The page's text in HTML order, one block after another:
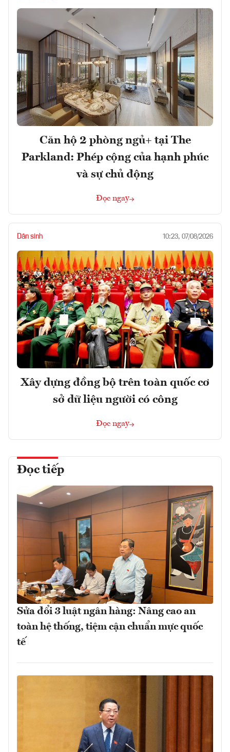
Căn hộ 2 phòng ngủ+ tại The
Parkland: Phép cộng của hạnh phúc
và sự chủ động
Đọc ngay
Dân sinh 10:23, 07/08/2026
Xây dựng đồng bộ trên toàn quốc cơ
sở dữ liệu người có công
Đọc ngay
Đọc tiếp
Sửa đổi 3 luật ngân hàng: Nâng cao an
toàn hệ thống, tiệm cận chuẩn mực quốc
tế